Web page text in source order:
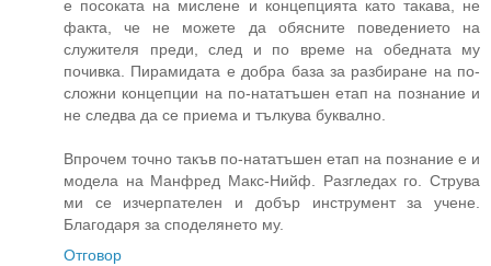
е посоката на мислене и концепцията като такава, не
факта, че не можете да обясните поведението на
служителя преди, след и по време на обедната му
почивка. Пирамидата е добра база за разбиране на по-
сложни концепции на по-нататъшен етап на познание и
не следва да се приема и тълкува буквално.
Впрочем точно такъв по-нататъшен етап на познание е и
модела на Манфред Макс-Нийф. Разгледах го. Струва
ми се изчерпателен и добър инструмент за учене.
Благодаря за споделянето му.
Отговор